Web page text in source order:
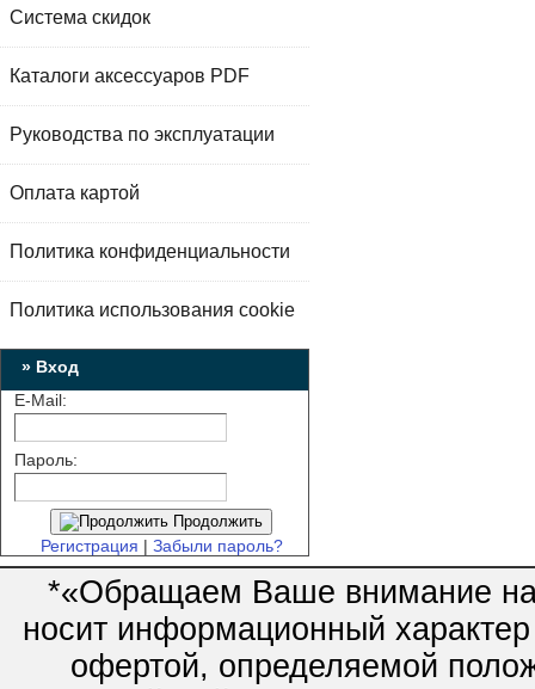
Система скидок
Каталоги аксессуаров PDF
Руководства по эксплуатации
Оплата картой
Политика конфиденциальности
Политика использования cookie
» Вход
E-Mail:
Пароль:
Продолжить
Регистрация | Забыли пароль?
*«Обращаем Ваше внимание на
носит информационный
офертой, определяемой